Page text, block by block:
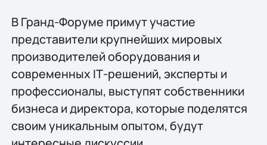
В Гранд-Форуме примут участие
представители крупнейших мировых
производителей оборудования и
современных IТ-решений, эксперты и
профессионалы, выступят собственники
бизнеса и директора, которые поделятся
своим уникальным опытом, будут